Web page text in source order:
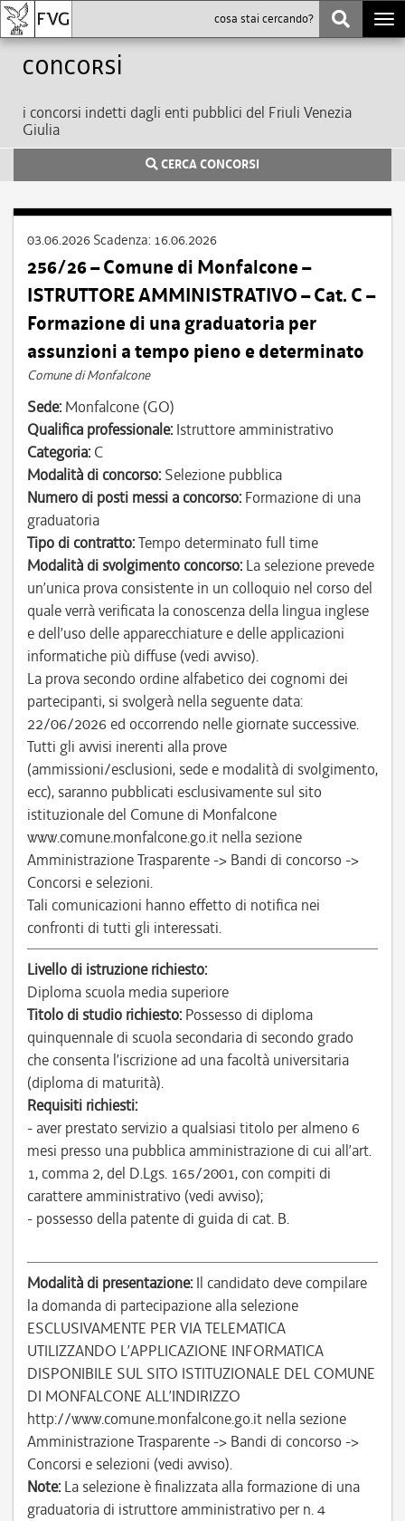
Concorsi
i concorsi indetti dagli enti pubblici del Friuli Venezia
Giulia
CERCA CONCORSI
03.06.2026 Scadenza: 16.06.2026
256/26 – Comune di Monfalcone –
ISTRUTTORE AMMINISTRATIVO – Cat. C –
Formazione di una graduatoria per
assunzioni a tempo pieno e determinato
Comune di Monfalcone
Sede: Monfalcone (GO)
Qualifica professionale: Istruttore amministrativo
Categoria: C
Modalità di concorso: Selezione pubblica
Numero di posti messi a concorso: Formazione di una
graduatoria
Tipo di contratto:Tempo determinato full time
Modalità di svolgimento concorso: La selezione prevede
un’unica prova consistente in un colloquio nel corso del
quale verrà verificata la conoscenza della lingua inglese
e dell’uso delle apparecchiature e delle applicazioni
informatiche più diffuse (vedi avviso).
La prova secondo ordine alfabetico dei cognomi dei
partecipanti, si svolgerà nella seguente data:
22/06/2026 ed occorrendo nelle giornate successive.
Tutti gli avvisi inerenti alla prove
(ammissioni/esclusioni, sede e modalità di svolgimento,
ecc), saranno pubblicati esclusivamente sul sito
istituzionale del Comune di Monfalcone
www.comune.monfalcone.go.it nella sezione
Amministrazione Trasparente -> Bandi di concorso ->
Concorsi e selezioni.
Tali comunicazioni hanno effetto di notifica nei
confronti di tutti gli interessati.
Livello di istruzione richiesto:
Diploma scuola media superiore
Titolo di studio richiesto: Possesso di diploma
quinquennale di scuola secondaria di secondo grado
che consenta l’iscrizione ad una facoltà universitaria
(diploma di maturità).
Requisiti richiesti:
- aver prestato servizio a qualsiasi titolo per almeno 6
mesi presso una pubblica amministrazione di cui all’art.
1, comma 2, del D.Lgs. 165/2001, con compiti di
carattere amministrativo (vedi avviso);
- possesso della patente di guida di cat. B.
Modalità di presentazione: Il candidato deve compilare
la domanda di partecipazione alla selezione
ESCLUSIVAMENTE PER VIA TELEMATICA
UTILIZZANDO L’APPLICAZIONE INFORMATICA
DISPONIBILE SUL SITO ISTITUZIONALE DEL COMUNE
DI MONFALCONE ALL’INDIRIZZO
http://www.comune.monfalcone.go.it nella sezione
Amministrazione Trasparente -> Bandi di concorso ->
Concorsi e selezioni (vedi avviso).
Note: La selezione è finalizzata alla formazione di una
graduatoria di istruttore amministrativo per n. 4